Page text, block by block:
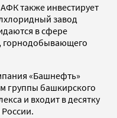
также инвестирует
завод
в сфере
горнодобывающего
«Башнефть»
группы башкирского
и входит в десятку